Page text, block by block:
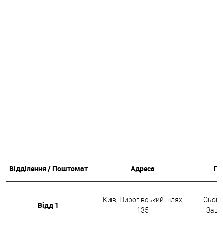
Відділення / Поштомат Адреса
Відд 1
Київ, Пирогівський шлях,
135